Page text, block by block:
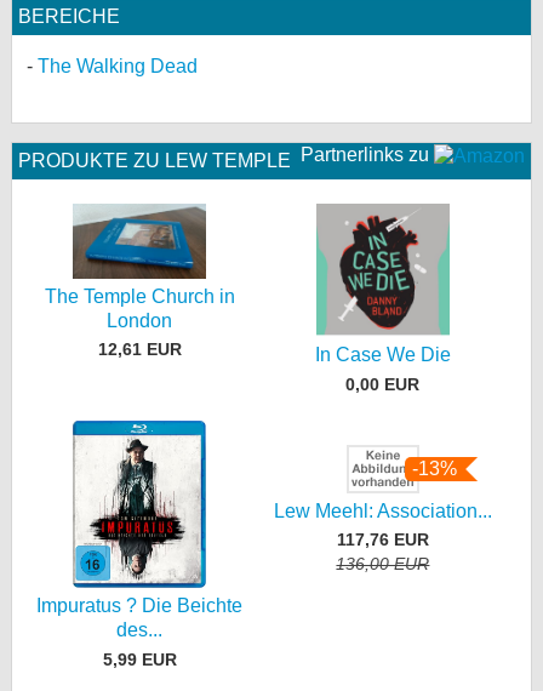
BEREICHE
The Walking Dead
Partnerlinks zu
PRODUKTE ZU LEW TEMPLE
The Temple Church in
London
12,61 EUR In Case We Die
0,00 EUR
Impuratus ? Die Beichte
des...
5,99 EUR
-13%
Lew Meehl: Association...
117,76 EUR
136,00 EUR